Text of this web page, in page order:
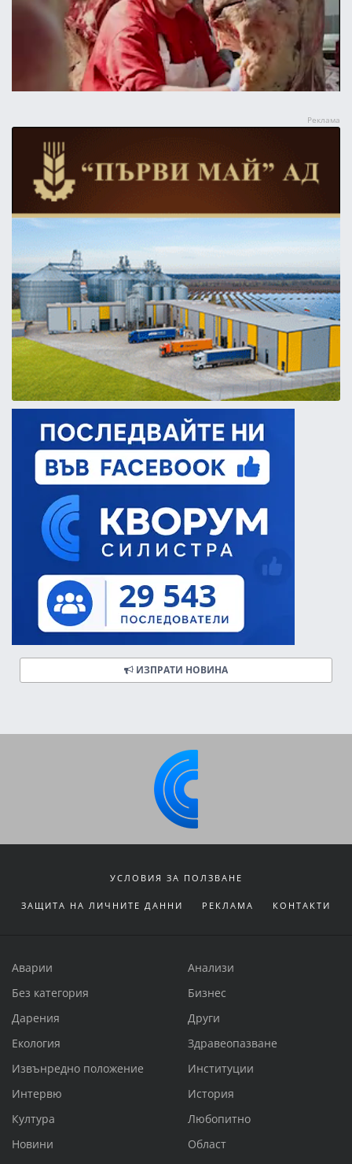
ИЗПРАТИ НОВИНА
УСЛОВИЯ ЗА ПОЛЗВАНЕ
ЗАЩИТА НА ЛИЧНИТЕ ДАННИ РЕКЛАМА КОНТАКТИ
Аварии
Анализи
Без категория
Бизнес
Дарения
Други
Екология
Здравеопазване
Извънредно положение
Институции
Интервю
История
Култура
Любопитно
Новини
Област